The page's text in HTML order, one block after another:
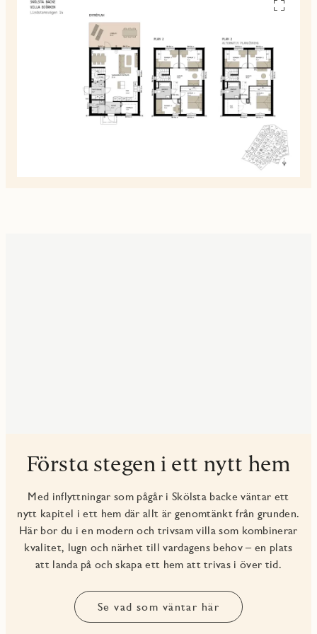
Se
Första stegen i ett nytt hem
Med inflyttningar som pågår i Skölsta backe väntar ett
nytt kapitel i ett hem där allt är genomtänkt från grunden.
Här bor du i en modern och trivsam villa som kombinerar
kvalitet, lugn och närhet till vardagens behov – en plats
att landa på och skapa ett hem att trivas i över tid.
Se vad som väntar här